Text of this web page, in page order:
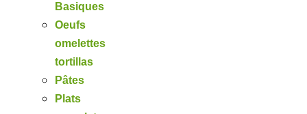
Basiques
Oeufs
omelettes
tortillas
Pâtes
Plats